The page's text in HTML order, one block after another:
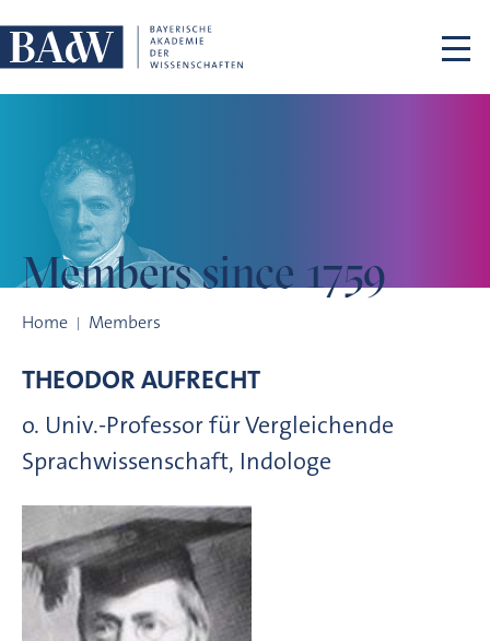
Members since 1759
Home Members
THEODORAUFRECHT
o. Univ.-Professor für Vergleichende
Sprachwissenschaft, Indologe